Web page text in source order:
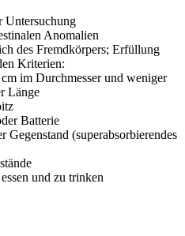
Untersuchung
Anomalien
des Fremdkörpers; Erfüllung
Kriterien:
im Durchmesser und weniger
Länge
Batterie
Gegenstand (superabsorbierendes
und zu trinken